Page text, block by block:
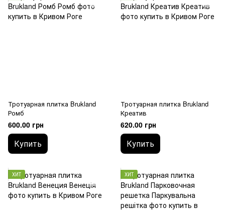
Тротуарная плитка Brukland
Ромб
600.00 грн
Купить
Тротуарная плитка Brukland
Креатив
620.00 грн
Купить
ХИТ ХИТ